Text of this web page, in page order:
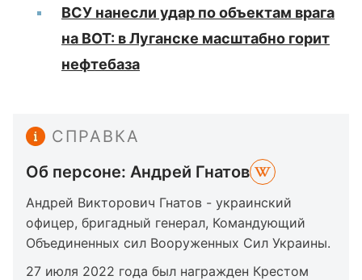
ВСУ нанесли удар по объектам врага
на ВОТ: в Луганске масштабно горит
нефтебаза
СПРАВКА
Об персоне: Андрей Гнатов
Андрей Викторович Гнатов - украинский
офицер, бригадный генерал, Командующий
Объединенных сил Вооруженных Сил Украины.
27 июля 2022 года был награжден Крестом